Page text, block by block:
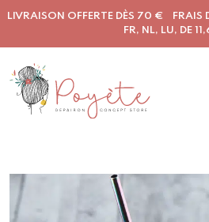
LIVRAISON OFFERTE DÈS 70 € FRAIS
FR, NL, LU, DE